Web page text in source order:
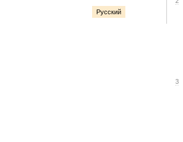
Русский
3